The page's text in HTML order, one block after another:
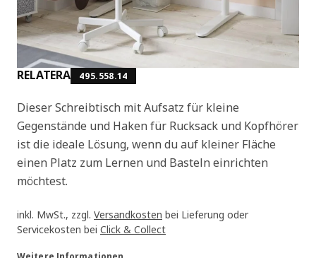
RELATERA 495.558.14
Dieser Schreibtisch mit Aufsatz für kleine
Gegenstände und Haken für Rucksack und Kopfhörer
ist die ideale Lösung, wenn du auf kleiner Fläche
einen Platz zum Lernen und Basteln einrichten
möchtest.
inkl. MwSt., zzgl. Versandkosten bei Lieferung oder
Servicekosten bei Click & Collect